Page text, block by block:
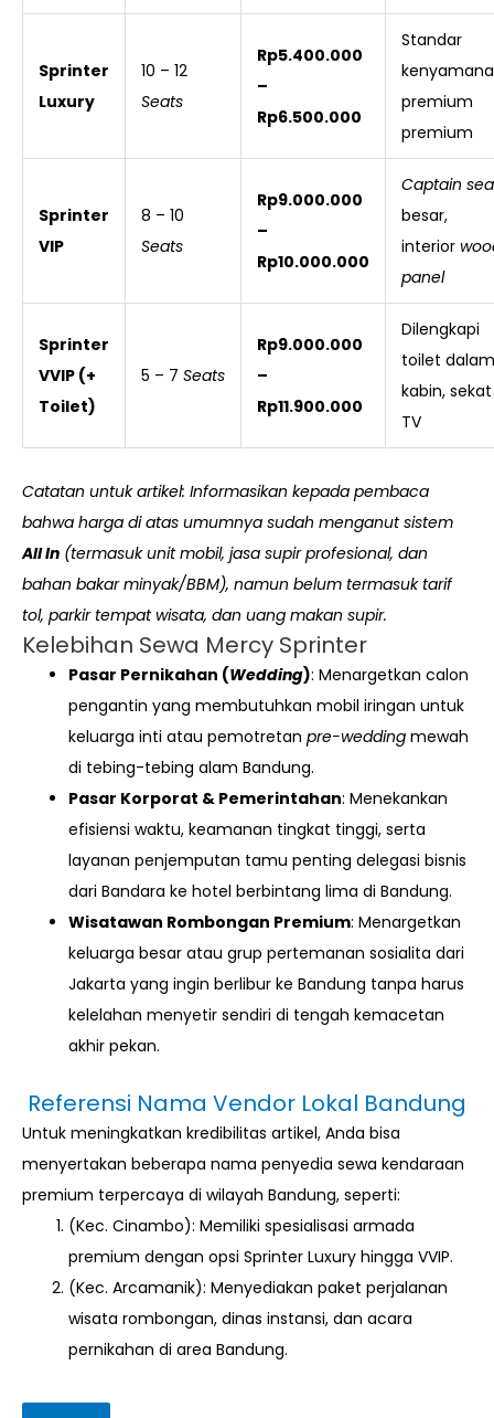
Sprinter
Luxury
10 – 12
Seats
Rp5.400.000
–
Rp6.500.000
Standar
premium
premium
Sprinter
VIP
8 – 10
Seats
Rp9.000.000
–
Rp10.000.000
Captain
besar,
interior
panel
Sprinter
VVIP (+
Toilet)
5 – 7 Seats
Rp9.000.000
–
Rp11.900.000
Dilengkapi
toilet dalam
kabin, sekat
TV
Catatan untuk artikel: Informasikan kepada pembaca
bahwa harga di atas umumnya sudah menganut sistem
All In (termasuk unit mobil, jasa supir profesional, dan
bahan bakar minyak/BBM), namun belum termasuk tarif
tol, parkir tempat wisata, dan uang makan supir.
Kelebihan Sewa Mercy Sprinter
Pasar Pernikahan (Wedding): Menargetkan calon
pengantin yang membutuhkan mobil iringan untuk
keluarga inti atau pemotretan pre-wedding mewah
di tebing-tebing alam Bandung.
Pasar Korporat & Pemerintahan: Menekankan
efisiensi waktu, keamanan tingkat tinggi, serta
layanan penjemputan tamu penting delegasi bisnis
dari Bandara ke hotel berbintang lima di Bandung.
Wisatawan Rombongan Premium: Menargetkan
keluarga besar atau grup pertemanan sosialita dari
Jakarta yang ingin berlibur ke Bandung tanpa harus
kelelahan menyetir sendiri di tengah kemacetan
akhir pekan.
Referensi Nama Vendor Lokal Bandung
Untuk meningkatkan kredibilitas artikel, Anda bisa
menyertakan beberapa nama penyedia sewa kendaraan
premium terpercaya di wilayah Bandung, seperti:
(Kec. Cinambo): Memiliki spesialisasi armada
premium dengan opsi Sprinter Luxury hingga VVIP.
(Kec. Arcamanik): Menyediakan paket perjalanan
wisata rombongan, dinas instansi, dan acara
pernikahan di area Bandung.